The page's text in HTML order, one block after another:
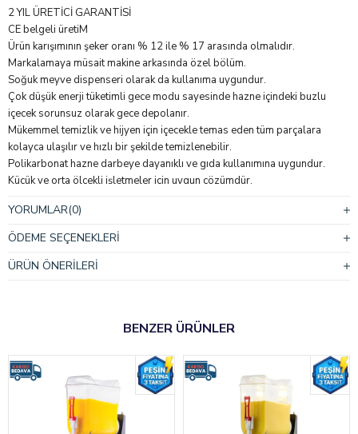
2 YIL ÜRETİCİ GARANTİSİ
CE belgeli üretiM
Ürün karışımının şeker oranı % 12 ile % 17 arasında olmalıdır.
Markalamaya müsait makine arkasında özel bölüm.
Soğuk meyve dispenseri olarak da kullanıma uygundur.
Çok düşük enerji tüketimli gece modu sayesinde hazne içindeki buzlu
içecek sorunsuz olarak gece depolanır.
Mükemmel temizlik ve hijyen için içecekle temas eden tüm parçalara
kolayca ulaşılır ve hızlı bir şekilde temizlenebilir.
Polikarbonat hazne darbeye dayanıklı ve gıda kullanımına uygundur.
Küçük ve orta ölçekli işletmeler için uygun çözümdür.
önce boşaltılması gerektiği rahatça fark edilir.
Pratik ve kompakt yapısıyla
, serin içecek sunmak isteyen
işletmelerin vazgeçilmez ekipmanıdır.
YORUMLAR(0)
ÖDEME SEÇENEKLERI
ÜRÜN ÖNERILERI
BENZER ÜRÜNLER